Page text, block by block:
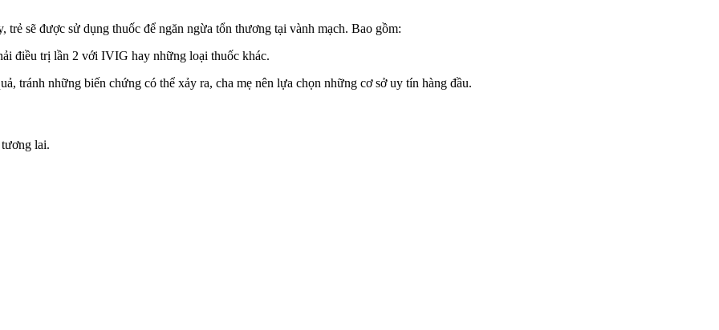
sẽ được sử dụng thuốc để ngăn ngừa tổn thương tại vành mạch. Bao gồm:
điều trị lần 2 với IVIG hay những loại thuốc khác.
tránh những biến chứng có thể xảy ra, cha mẹ nên lựa chọn những cơ sở uy tín hàng đầu.
lai.